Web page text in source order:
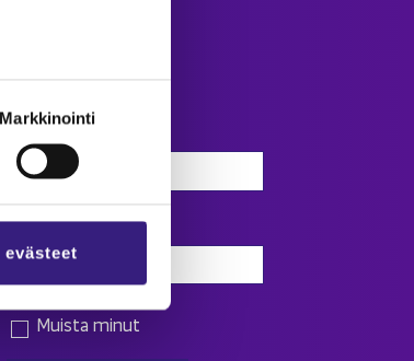
Markkinointi
Salasana
Muista minut